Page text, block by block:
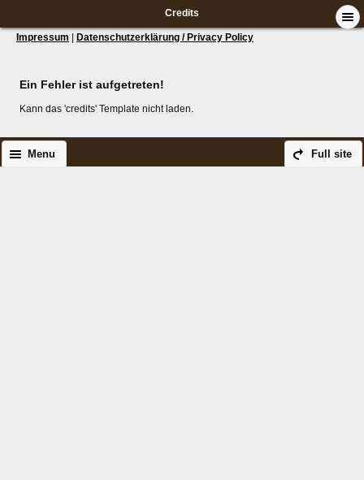
Credits
Impressum Datenschutzerklärung / Privacy Policy
Ein Fehler ist aufgetreten!
Kann das 'credits' Template nicht laden.
Full site
Menu